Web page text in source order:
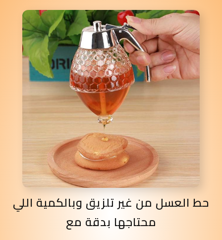
حط العسل من غير تلزيق وبالكمية اللي
محتاجها بدقة مع